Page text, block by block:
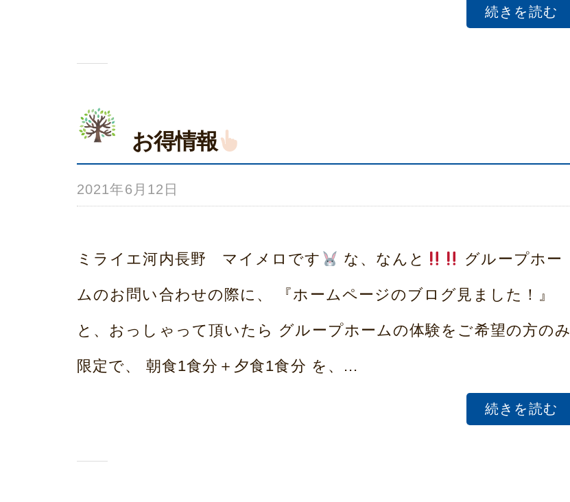
続きを読む
お得情報
2021年6月12日
み
ら
ミライエ河内長野 マイメロです な、なんと グループホー
ムのお問い合わせの際に、 『ホームページのブログ見ました！』
と、おっしゃって頂いたら グループホームの体験をご希望の方のみ
限定で、 朝食1食分＋夕食1食分 を、...
続きを読む